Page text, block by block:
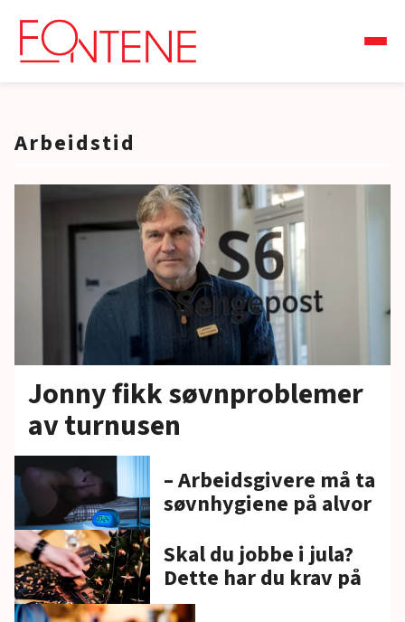
Arbeidstid
Jonny fikk søvnproblemer
av turnusen
– Arbeidsgivere må ta
søvnhygiene på alvor
Skal du jobbe i jula?
Dette har du krav på